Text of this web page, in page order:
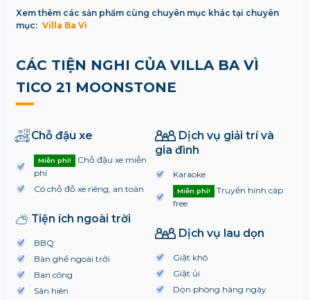
Xem thêm các sản phẩm cùng chuyên mục khác tại chuyên
mục: Villa Ba Vì
CÁC TIỆN NGHI CỦA VILLA BA VÌ
TICO 21 MOONSTONE
Chỗ đậu xe
Miễn phí!
Chỗ đậu xe miễn
phí
Có chỗ đỗ xe riêng, an toàn
Tiện ích ngoài trời
BBQ
Bàn ghế ngoài trời
Ban công
Sân hiên
Dịch vụ giải trí và
gia đình
Karaoke
Miễn phí!
Truyền hình cáp
free
Dịch vụ lau dọn
Giặt khô
Giặt ủi
Dọn phòng hàng ngày